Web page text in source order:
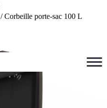
/ Corbeille porte-sac 100 L